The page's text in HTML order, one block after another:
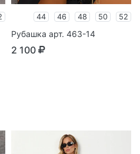
44 46 48 50 52
Рубашка арт. 463-14
2 100